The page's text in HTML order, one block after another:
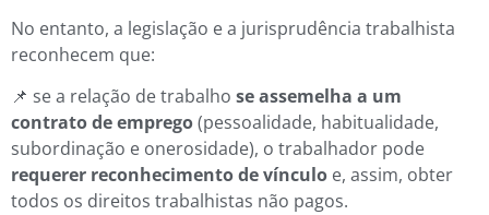
No entanto, a legislação e a jurisprudência trabalhista
reconhecem que:
📌 se a relação de trabalho se assemelha a um
contrato de emprego(pessoalidade, habitualidade,
subordinação e onerosidade), o trabalhador pode
requerer reconhecimento de vínculo e, assim, obter
todos os direitos trabalhistas não pagos.